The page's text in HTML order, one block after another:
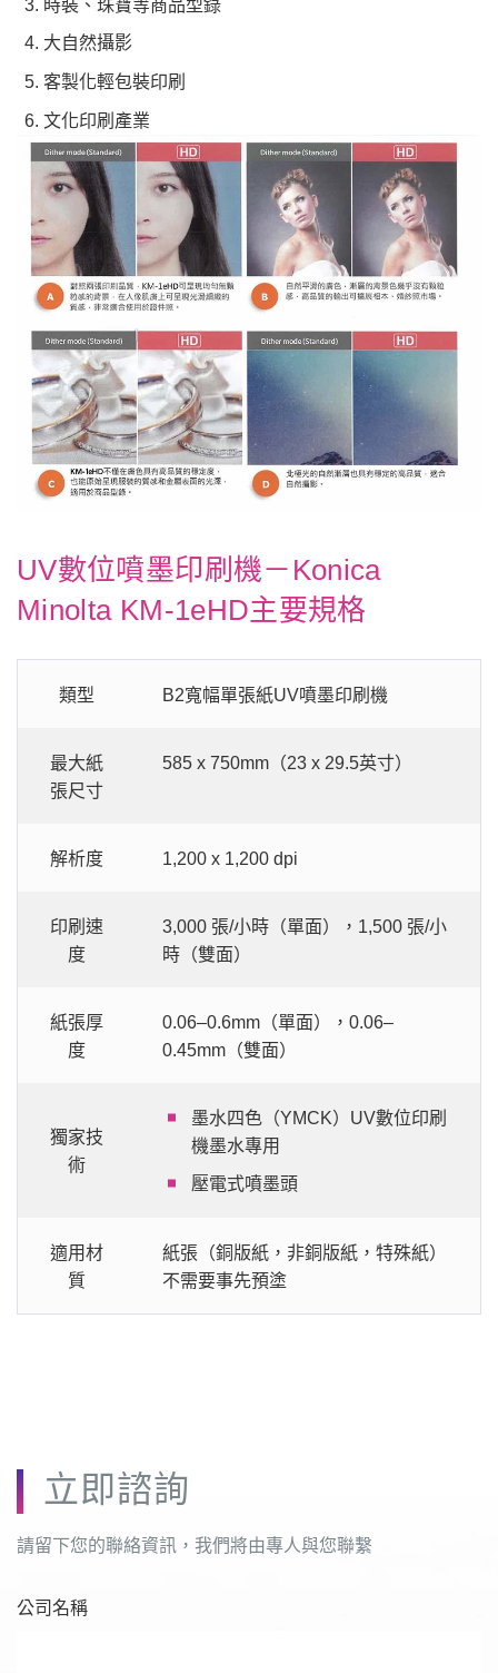
時裝、珠寶等商品型錄
大自然攝影
客製化輕包裝印刷
文化印刷產業
UV數位噴墨印刷機－Konica
Minolta KM-1eHD主要規格
類型 B2寬幅單張紙UV噴墨印刷機
最大紙
張尺寸
585 x 750mm（23 x 29.5英寸）
解析度 1,200 x 1,200 dpi
印刷速
度
3,000 張/小時（單面），1,500 張/小
時（雙面）
紙張厚
度
0.06‒0.6mm（單面），0.06‒
0.45mm（雙面）
獨家技
術
墨水四色（YMCK）UV數位印刷
機墨水專用
壓電式噴墨頭
適用材
質
紙張（銅版紙，非銅版紙，特殊紙）
不需要事先預塗
立即諮詢
請留下您的聯絡資訊，我們將由專人與您聯繫
公司名稱